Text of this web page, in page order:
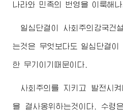
나라와 민족의 번영을 이룩해
일심단결이 사회주의강국건
는것은 무엇보다도 일심단결
한 무기이기때문이다.
사회주의를 지키고 발전시
을 결사옹위하는것이다. 수령